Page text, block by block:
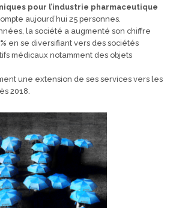
pour l’industrie pharmaceutique
aujourd’hui 25 personnes.
la société a augmenté son chiffre
en se diversifiant vers des sociétés
médicaux notamment des objets
une extension de ses services vers les
2018.